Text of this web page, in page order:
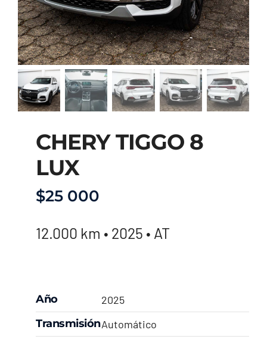
CHERY TIGGO 8
LUX
$25 000
12.000 km • 2025 • AT
Año
2025
TransmisiónAutomático